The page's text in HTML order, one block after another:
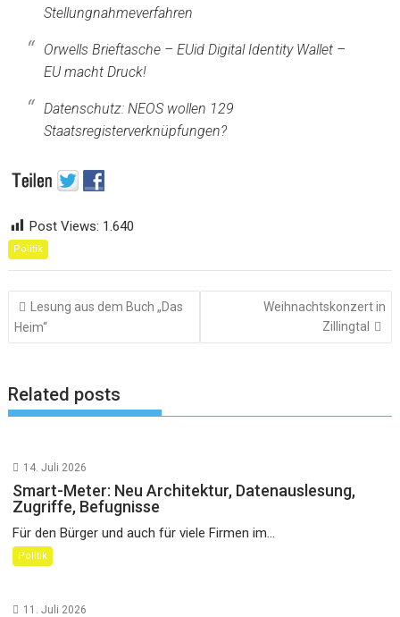
Stellungnahmeverfahren
Orwells Brieftasche – EUid Digital Identity Wallet –
EU macht Druck!
Datenschutz: NEOS wollen 129
Staatsregisterverknüpfungen?
Post Views: 1.640
Politik
Beitragsnavigation
Lesung aus dem Buch „Das
Heim“
Weihnachtskonzert in
Zillingtal
Related posts
14. Juli 2026
Smart-Meter: Neu Architektur, Datenauslesung,
Zugriffe, Befugnisse
Für den Bürger und auch für viele Firmen im...
Politik
11. Juli 2026